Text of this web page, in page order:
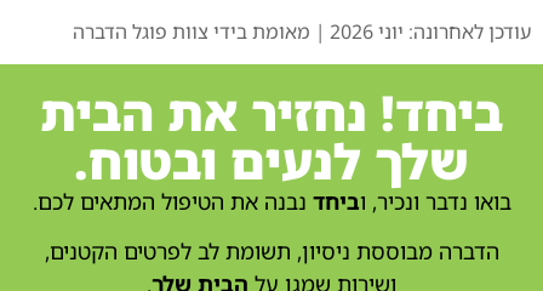
עודכן לאחרונה: יוני 2026 | מאומת בידי צוות פוגל הדברה
ביחד! נחזיר את הבית
שלך לנעים ובטוח.
בואו נדבר ונכיר, וביחד נבנה את הטיפול המתאים לכם.
הדברה מבוססת ניסיון, תשומת לב לפרטים הקטנים,
ושירות שמגן על הבית שלך.